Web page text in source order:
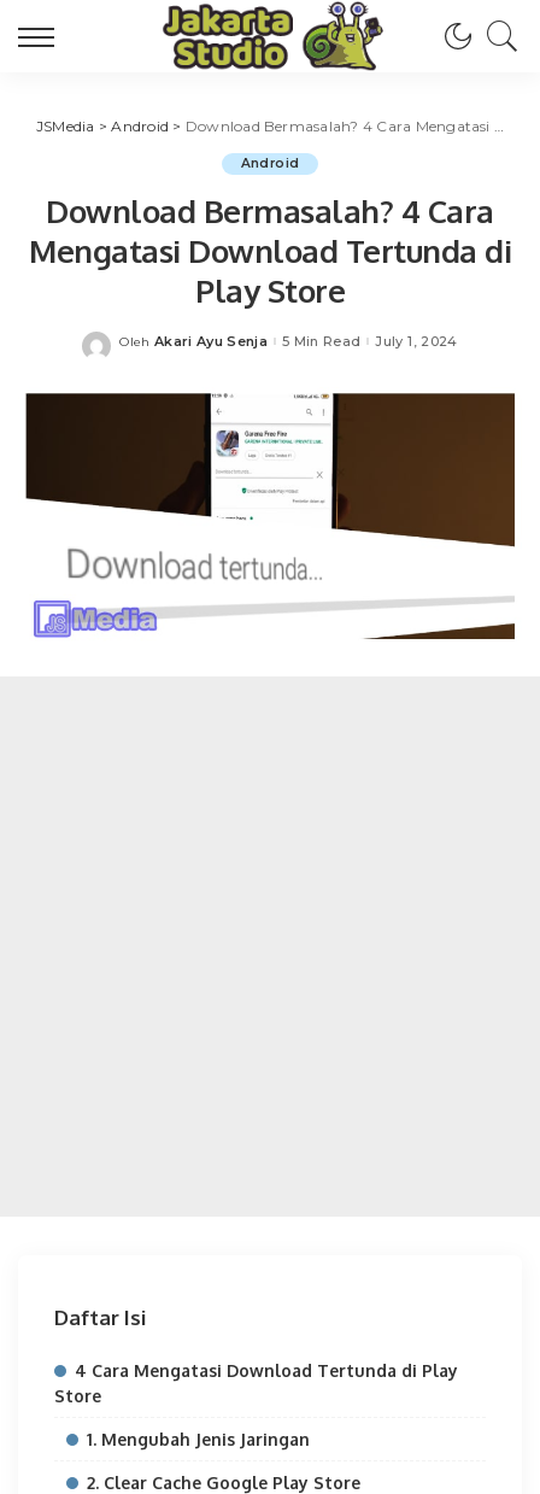
JSMedia >Android > Download Bermasalah? 4 Cara Mengatasi Download Tertunda di Play Store
Android
Download Bermasalah? 4 Cara
Mengatasi Download Tertunda di
Play Store
Posted
Oleh Akari Ayu Senja 5 Min Read July 1, 2024
Daftar Isi
4 Cara Mengatasi Download Tertunda di Play
Store
1. Mengubah Jenis Jaringan
2. Clear Cache Google Play Store